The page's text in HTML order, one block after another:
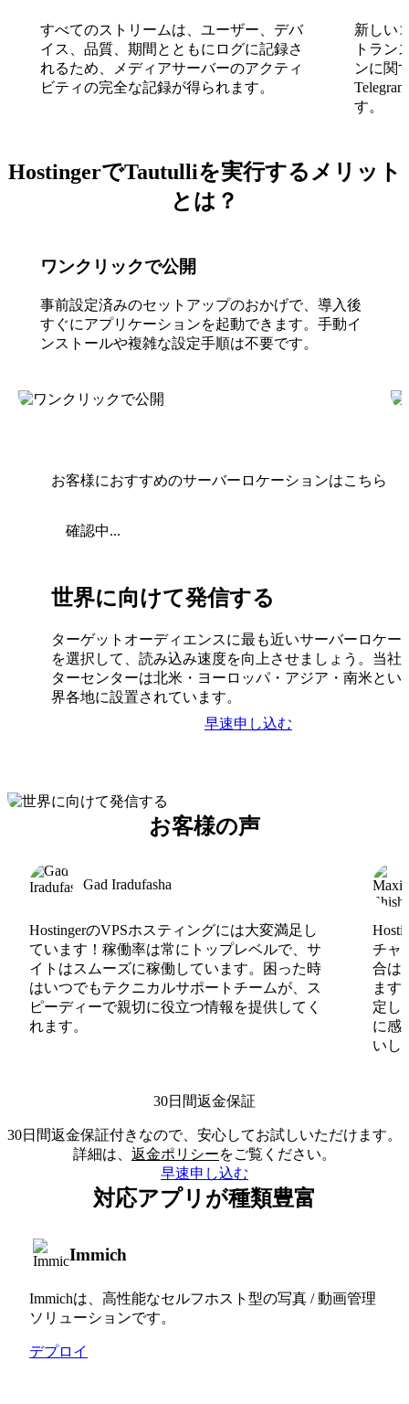
すべてのストリームは、ユーザー、デバ
イス、品質、期間とともにログに記録さ
れるため、メディアサーバーのアクティ
ビティの完全な記録が得られます。
新しい
トラン
ンに関
す。
HostingerでTautulliを実行するメリット
とは？
ワンクリックで公開
事前設定済みのセットアップのおかげで、導入後
すぐにアプリケーションを起動できます。手動イ
ンストールや複雑な設定手順は不要です。
お客様におすすめのサーバーロケーションはこちら
確認中...
世界に向けて発信する
ターゲットオーディエンスに最も近いサーバーロケー
を選択して、読み込み速度を向上させましょう。当社
ターセンターは北米・ヨーロッパ・アジア・南米とい
界各地に設置されています。
早速申し込む
お客様の声
Gad Iradufasha
HostingerのVPSホスティングには大変満足し
ています！稼働率は常にトップレベルで、サ
イトはスムーズに稼働しています。困った時
はいつでもテクニカルサポートチームが、ス
ピーディーで親切に役立つ情報を提供してく
れます。
チャ
合は
ます
定し
に感
いし
30日間返金保証
30日間返金保証付きなので、安心してお試しいただけます。
詳細は、 返金ポリシーをご覧ください。
早速申し込む
対応アプリが種類豊富
Immich
Immichは、高性能なセルフホスト型の写真 / 動画管理
ソリューションです。
デプロイ